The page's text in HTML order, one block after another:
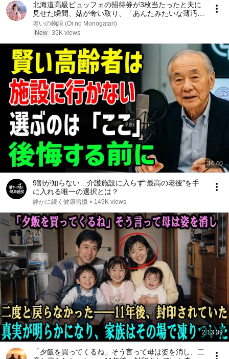
北海道高級ビュッフェの招待券が3枚当たったと夫に
見せた瞬間、姑が奪い取り、「あんたみたいな薄汚い
嫁が行く場所じゃない」と笑った。夫と姑と義妹は私
を置いて食べに行った。だが会計の瞬間、3人は凍り
老いの物語 (Oi no Monogatari)
New 35K views
34:40
9割が知らない…介護施設に入らず“最高の老後”を手
に入れる唯一の選択とは？
静かに続く健康習慣 • 149K views
2:13:39
「夕飯を買ってくるね」そう言って母は姿を消し、二